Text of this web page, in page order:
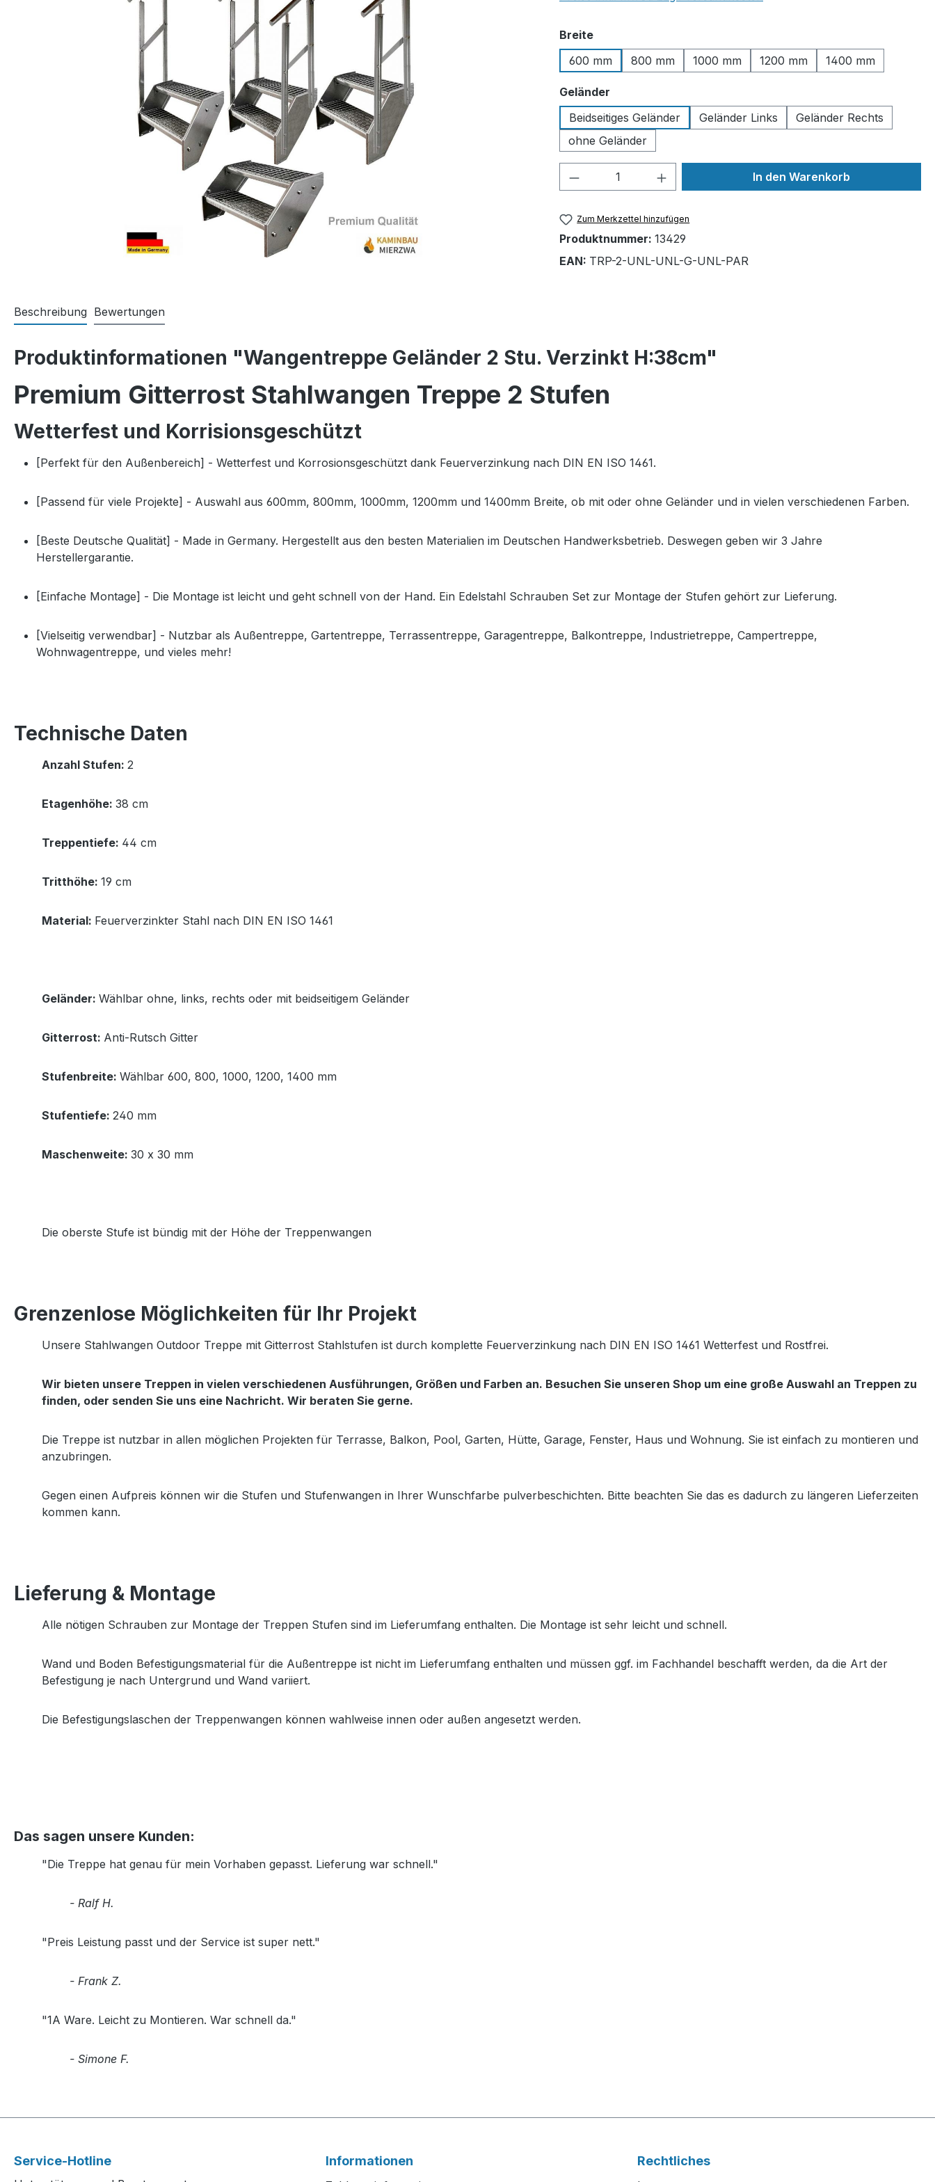
Breiteauswählen
600 mm
800 mm 1000 mm 1200 mm 1400 mm
Geländer
Beidseitiges Geländer
Geländer Links
Geländer Rechts
ohne Geländer
Produkt Anzahl: Gib den gewünschten Wert
In den Warenkorb
Zum Merkzettel hinzufügen
Produktnummer: 13429
EAN: TRP-2-UNL-UNL-G-UNL-PAR
Beschreibung Bewertungen
Produktinformationen "Wangentreppe Geländer 2 Stu. Verzinkt H:38cm"
Premium Gitterrost Stahlwangen Treppe 2 Stufen
Wetterfest und Korrisionsgeschützt
[Perfekt für den Außenbereich] - Wetterfest und Korrosionsgeschützt dank Feuerverzinkung nach DIN EN ISO 1461.
[Passend für viele Projekte] - Auswahl aus 600mm, 800mm, 1000mm, 1200mm und 1400mm Breite, ob mit oder ohne Geländer und in vielen verschiedenen Farben.
[Beste Deutsche Qualität] - Made in Germany. Hergestellt aus den besten Materialien im Deutschen Handwerksbetrieb. Deswegen geben wir 3 Jahre
Herstellergarantie.
[Einfache Montage] - Die Montage ist leicht und geht schnell von der Hand. Ein Edelstahl Schrauben Set zur Montage der Stufen gehört zur Lieferung.
[Vielseitig verwendbar] - Nutzbar als Außentreppe, Gartentreppe, Terrassentreppe, Garagentreppe, Balkontreppe, Industrietreppe, Campertreppe,
Wohnwagentreppe, und vieles mehr!
Technische Daten
Anzahl Stufen: 2
Etagenhöhe: 38 cm
Treppentiefe: 44 cm
Tritthöhe: 19 cm
Material: Feuerverzinkter Stahl nach DIN EN ISO 1461
Geländer: Wählbar ohne, links, rechts oder mit beidseitigem Geländer
Gitterrost: Anti-Rutsch Gitter
Stufenbreite: Wählbar 600, 800, 1000, 1200, 1400 mm
Stufentiefe: 240 mm
Maschenweite: 30 x 30 mm
Die oberste Stufe ist bündig mit der Höhe der Treppenwangen
Grenzenlose Möglichkeiten für Ihr Projekt
Unsere Stahlwangen Outdoor Treppe mit Gitterrost Stahlstufen ist durch komplette Feuerverzinkung nach DIN EN ISO 1461 Wetterfest und Rostfrei.
Wir bieten unsere Treppen in vielen verschiedenen Ausführungen, Größen und Farben an. Besuchen Sie unseren Shop um eine große Auswahl an Treppen zu
finden, oder senden Sie uns eine Nachricht. Wir beraten Sie gerne.
Die Treppe ist nutzbar in allen möglichen Projekten für Terrasse, Balkon, Pool, Garten, Hütte, Garage, Fenster, Haus und Wohnung. Sie ist einfach zu montieren und
anzubringen.
Gegen einen Aufpreis können wir die Stufen und Stufenwangen in Ihrer Wunschfarbe pulverbeschichten. Bitte beachten Sie das es dadurch zu längeren Lieferzeiten
kommen kann.
Lieferung & Montage
Alle nötigen Schrauben zur Montage der Treppen Stufen sind im Lieferumfang enthalten. Die Montage ist sehr leicht und schnell.
Wand und Boden Befestigungsmaterial für die Außentreppe ist nicht im Lieferumfang enthalten und müssen ggf. im Fachhandel beschafft werden, da die Art der
Befestigung je nach Untergrund und Wand variiert.
Die Befestigungslaschen der Treppenwangen können wahlweise innen oder außen angesetzt werden.
Das sagen unsere Kunden:
"Die Treppe hat genau für mein Vorhaben gepasst. Lieferung war schnell."
- Ralf H.
"Preis Leistung passt und der Service ist super nett."
- Frank Z.
"1A Ware. Leicht zu Montieren. War schnell da."
- Simone F.
Service-Hotline Informationen Rechtliches